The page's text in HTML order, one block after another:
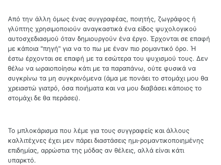
Από την άλλη όμως ένας συγγραφέας, ποιητής, ζωγράφος ή
γλύπτης χρησιμοποιούν αναγκαστικά ένα είδος ψυχολογικού
αυτοσχεδιασμού όταν δημιουργούν ένα έργο. Έρχονται σε επαφή
με κάποια "πηγή" για να το πω με έναν πιο ρομαντικό όρο. Ή
έστω έρχονται σε επαφή με τα εσώτερα του ψυχισμού τους. Δεν
θέλω να ωραιοποίησω κάτι με τα παραπάνω, ούτε φυσικά να
συγκρίνω τα μη συγκρινόμενα (άμα με πονάει το στομάχι μου θα
χρειαστώ γιατρό, όσα ποιήματα και να μου διαβάσει κάποιος το
στομάχι δε θα περάσει).
Το μπλοκάρισμα που λέμε για τους συγγραφείς και άλλους
καλλιτέχνες έχει μεν πάρει διαστάσεις ημι-ρομαντικοποιημένης
επιδημίας, αρρώστια της μόδας αν θέλεις, αλλά είναι κάτι
υπαρκτό.